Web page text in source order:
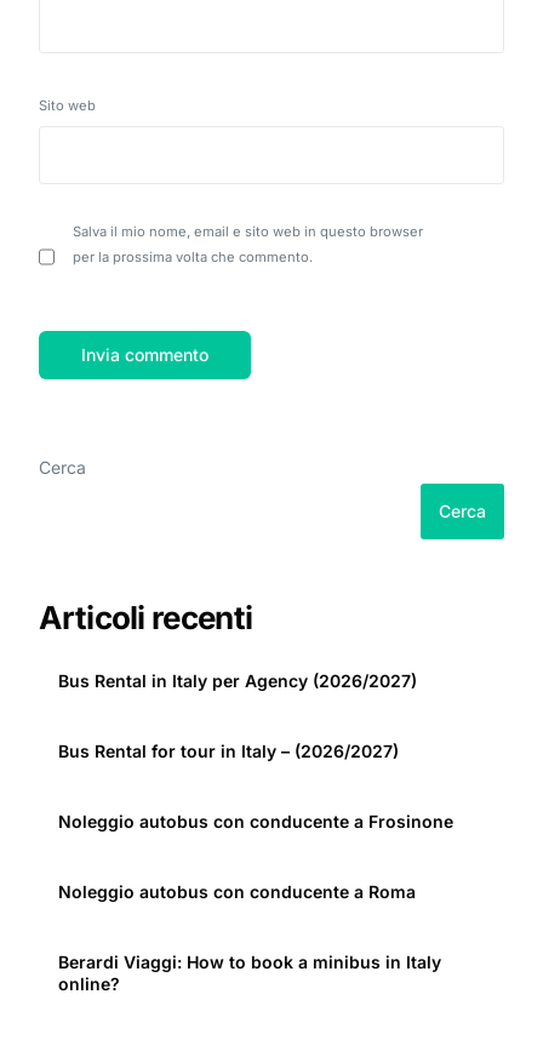
Sito web
Salva il mio nome, email e sito web in questo browser
per la prossima volta che commento.
Cerca
Cerca
Articoli recenti
Bus Rental in Italy per Agency (2026/2027)
Bus Rental for tour in Italy – (2026/2027)
Noleggio autobus con conducente a Frosinone
Noleggio autobus con conducente a Roma
Berardi Viaggi: How to book a minibus in Italy
online?